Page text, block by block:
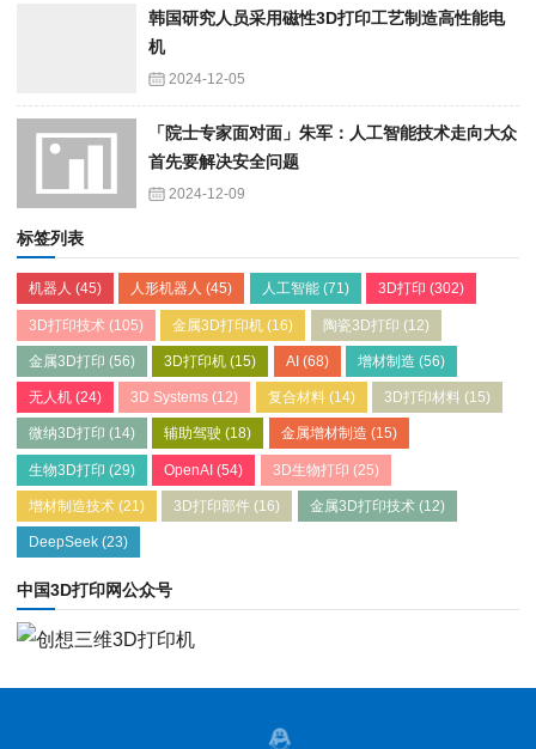
韩国研究人员采用磁性3D打印工艺制造高性能电
机
2024-12-05
「院士专家面对面」朱军：人工智能技术走向大众
首先要解决安全问题
2024-12-09
标签列表
机器人 (45) 人形机器人 (45) 人工智能(71) 3D打印 (302)
3D打印技术 (105) 金属3D打印机 (16) 陶瓷3D打印 (12)
金属3D打印 (56) 3D打印机 (15) AI (68) 增材制造 (56)
无人机 (24) 3D Systems (12) 复合材料(14) 3D打印材料 (15)
微纳3D打印 (14) 辅助驾驶 (18) 金属增材制造 (15)
生物3D打印 (29) OpenAI (54) 3D生物打印 (25)
增材制造技术 (21) 3D打印部件 (16) 金属3D打印技术(12)
DeepSeek (23)
中国3D打印网公众号